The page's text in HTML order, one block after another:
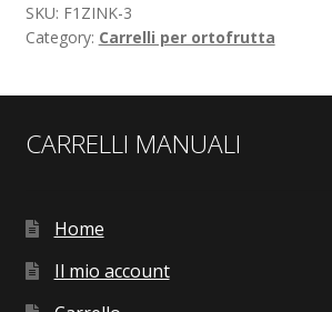
SKU: F1ZINK-3
Category: Carrelli per ortofrutta
CARRELLI MANUALI
Home
Il mio account